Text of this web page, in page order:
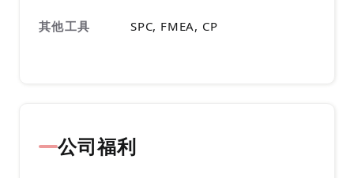
其他工具 SPC, FMEA, CP
公司福利